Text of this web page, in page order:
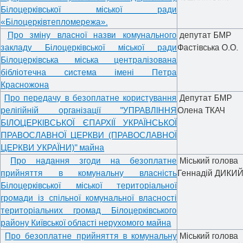
Білоцерківської міської ради
«Білоцерківтепломережа».
Про зміну власної назви комунального
закладу Білоцерківської міської ради
Білоцерківська міська централізована
бібліотечна система імені Петра
Красножона
депутат БМР
Фастівська О.О.
Про передачу в безоплатне користування
релігійній організації "УПРАВЛІННЯ
БІЛОЦЕРКІВСЬКОЇ ЄПАРХІЇ УКРАЇНСЬКОЇ
ПРАВОСЛАВНОЇ ЦЕРКВИ (ПРАВОСЛАВНОЇ
ЦЕРКВИ УКРАЇНИ)" майна
Депутат БМР
Олена ТКАЧ
Про надання згоди на безоплатне
прийняття в комунальну власність
Білоцерківської міської територіальної
громади із спільної комунальної власності
територіальних громад Білоцерківського
району Київської області нерухомого майна
Міський голова
Геннадій ДИКИЙ
Про безоплатне прийняття в комунальну Міський голова